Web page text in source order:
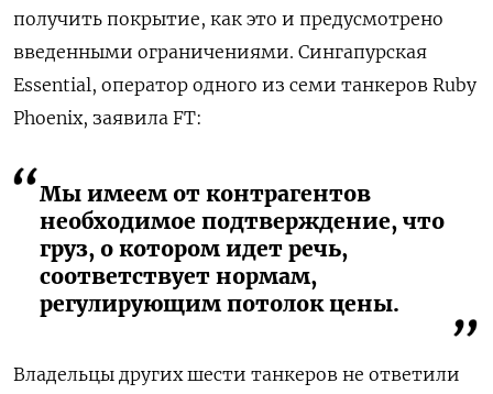
получить покрытие, как это и предусмотрено
введенными ограничениями. Сингапурская
Essential, оператор одного из семи танкеров Ruby
Phoenix, заявила FT:
Мы имеем от контрагентов
необходимое подтверждение, что
груз, о котором идет речь,
соответствует нормам,
регулирующим потолок цены.
Владельцы других шести танкеров не ответили